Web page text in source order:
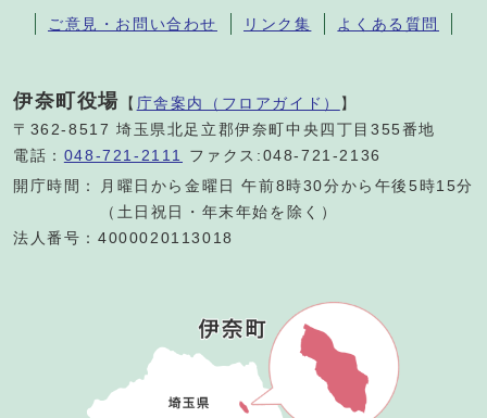
ご意見・お問い合わせ リンク集 よくある質問
伊奈町役場 【 庁舎案内（フロアガイド） 】
〒362-8517 埼玉県北足立郡伊奈町中央四丁目355番地
電話： 048-721-2111
ファクス:048-721-2136
開庁時間：
月曜日から金曜日 午前8時30分から午後5時15分
（土日祝日・年末年始を除く）
法人番号：4000020113018